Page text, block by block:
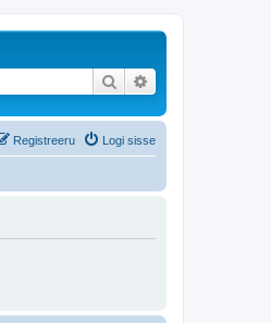
Otsi
Logi sisse
Registreeru